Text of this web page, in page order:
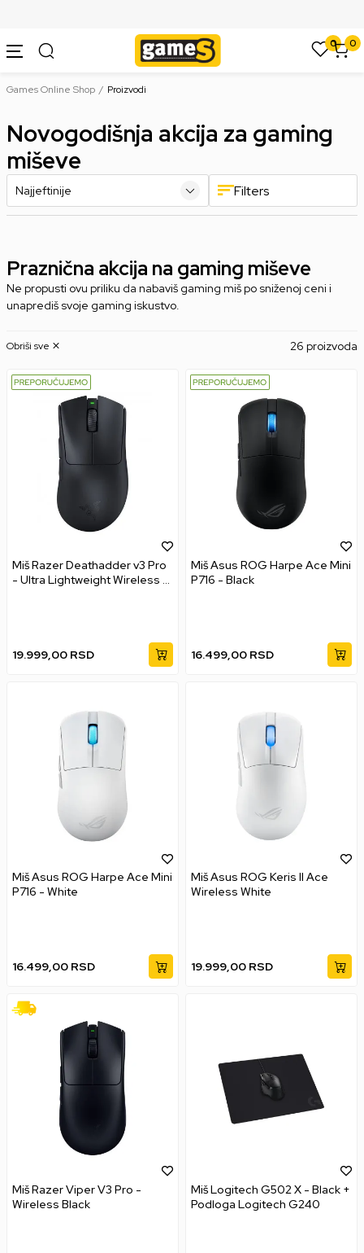
0 0
Games Online Shop Proizvodi
Novogodišnja akcija za gaming
miševe
Filters
Praznična akcija na gaming miševe
Ne propusti ovu priliku da nabaviš gaming miš po sniženoj ceni i
unaprediš svoje gaming iskustvo.
26 proizvoda
Obriši sve
Miš Razer Deathadder v3 Pro
- Ultra Lightweight Wireless -
19.999,00 RSD
Miš Asus ROG Harpe Ace Mini
P716 - Black
16.499,00 RSD
Miš Asus ROG Harpe Ace Mini
P716 - White
16.499,00 RSD
Miš Asus ROG Keris II Ace
Wireless White
19.999,00 RSD
Miš Razer Viper V3 Pro -
Wireless Black
Miš Logitech G502 X - Black +
Podloga Logitech G240